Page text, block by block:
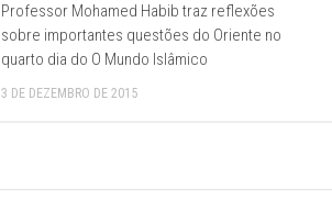
Professor Mohamed Habib traz reflexões
sobre importantes questões do Oriente no
quarto dia do O Mundo Islâmico
3 DE DEZEMBRO DE 2015